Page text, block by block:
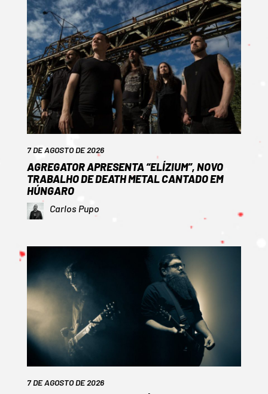
7 DE AGOSTO DE 2026
AGREGATOR APRESENTA “ELÍZIUM”, NOVO
TRABALHO DE DEATH METAL CANTADO EM
HÚNGARO
Carlos Pupo
7 DE AGOSTO DE 2026